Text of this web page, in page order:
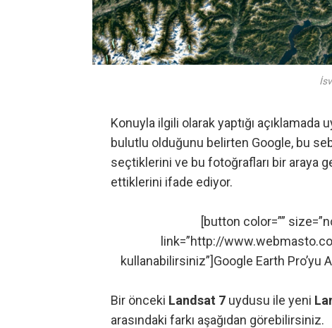
Konuyla ilgili olarak yaptığı açıklamada
bulutlu olduğunu belirten Google, bu
seçtiklerini ve bu fotoğrafları bir araya
ettiklerini ifade ediyor.
[button color=””
link=”http://
kullanabilirsiniz”]Google Earth
Bir önceki Landsat 7 uydusu ile yeni
arasındaki farkı aşağıdan görebilirsiniz.